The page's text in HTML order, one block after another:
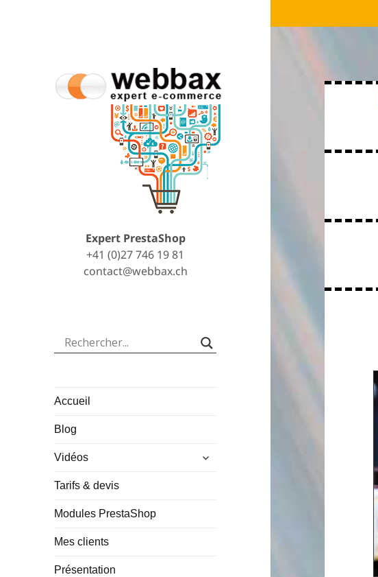
Expert PrestaShop
+41 (0)27 746 19 81
contact@webbax.ch
Accueil
Blog
Vidéos
ouvrir
Tarifs & devis
Modules PrestaShop
Mes clients
Présentation